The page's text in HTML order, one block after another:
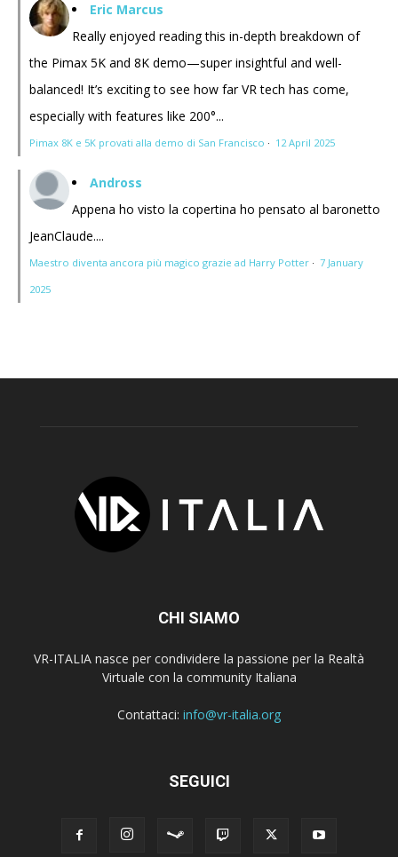
Eric Marcus
Really enjoyed reading this in-depth breakdown of
the Pimax 5K and 8K demo—super insightful and well-
balanced! It’s exciting to see how far VR tech has come,
especially with features like 200°...
Pimax 8K e 5K provati alla demo di San Francisco · 12 April 2025
Andross
Appena ho visto la copertina ho pensato al baronetto
JeanClaude....
Maestro diventa ancora più magico grazie ad Harry Potter · 7 January
2025
CHI SIAMO
VR-ITALIA nasce per condividere la passione per la Realtà
Virtuale con la community Italiana
Contattaci: info@vr-italia.org
SEGUICI